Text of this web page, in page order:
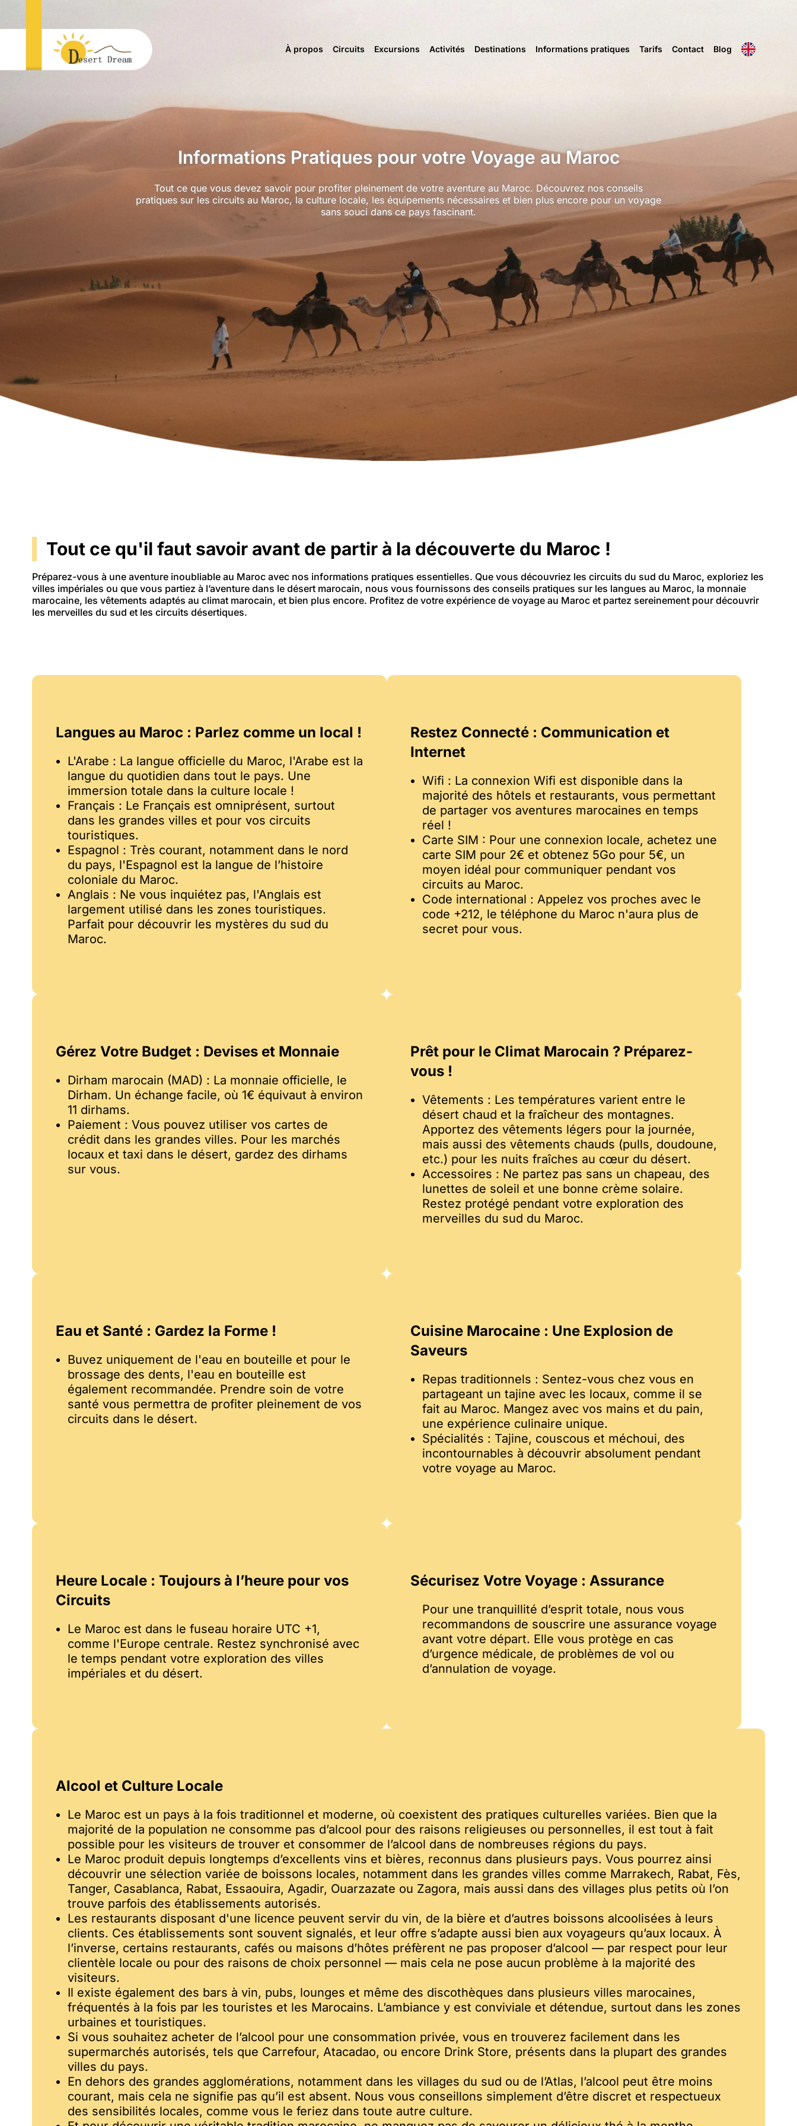
À propos Circuits Excursions Activités Destinations Informations pratiques Tarifs Contact Blog
Informations Pratiques pour votre Voyage au Maroc
Tout ce que vous devez savoir pour profiter pleinement de votre aventure au Maroc. Découvrez nos conseils
pratiques sur les circuits au Maroc, la culture locale, les équipements nécessaires et bien plus encore pour un voyage
sans souci dans ce pays fascinant.
Tout ce qu'il faut savoir avant de partir à la découverte du Maroc !
Préparez-vous à une aventure inoubliable au Maroc avec nos informations pratiques essentielles. Que vous découvriez les circuits du sud du Maroc, exploriez les
villes impériales ou que vous partiez à l’aventure dans le désert marocain, nous vous fournissons des conseils pratiques sur les langues au Maroc, la monnaie
marocaine, les vêtements adaptés au climat marocain, et bien plus encore. Profitez de votre expérience de voyage au Maroc et partez sereinement pour découvrir
les merveilles du sud et les circuits désertiques.
Langues au Maroc : Parlez comme un local !
L'Arabe : La langue officielle du Maroc, l'Arabe est la
langue du quotidien dans tout le pays. Une
immersion totale dans la culture locale !
Français : Le Français est omniprésent, surtout
dans les grandes villes et pour vos circuits
touristiques.
Espagnol : Très courant, notamment dans le nord
du pays, l'Espagnol est la langue de l’histoire
coloniale du Maroc.
Anglais : Ne vous inquiétez pas, l'Anglais est
largement utilisé dans les zones touristiques.
Parfait pour découvrir les mystères du sud du
Maroc.
Restez Connecté : Communication et
Internet
Wifi : La connexion Wifi est disponible dans la
majorité des hôtels et restaurants, vous permettant
de partager vos aventures marocaines en temps
réel !
Carte SIM : Pour une connexion locale, achetez une
carte SIM pour 2€ et obtenez 5Go pour 5€, un
moyen idéal pour communiquer pendant vos
circuits au Maroc.
Code international : Appelez vos proches avec le
code +212, le téléphone du Maroc n'aura plus de
secret pour vous.
Gérez Votre Budget : Devises et Monnaie
Dirham marocain (MAD) : La monnaie officielle, le
Dirham. Un échange facile, où 1€ équivaut à environ
11 dirhams.
Paiement : Vous pouvez utiliser vos cartes de
crédit dans les grandes villes. Pour les marchés
locaux et taxi dans le désert, gardez des dirhams
sur vous.
Prêt pour le Climat Marocain ? Préparez-
vous !
Vêtements : Les températures varient entre le
désert chaud et la fraîcheur des montagnes.
Apportez des vêtements légers pour la journée,
mais aussi des vêtements chauds (pulls, doudoune,
etc.) pour les nuits fraîches au cœur du désert.
Accessoires : Ne partez pas sans un chapeau, des
lunettes de soleil et une bonne crème solaire.
Restez protégé pendant votre exploration des
merveilles du sud du Maroc.
Eau et Santé : Gardez la Forme !
Buvez uniquement de l'eau en bouteille et pour le
brossage des dents, l'eau en bouteille est
également recommandée. Prendre soin de votre
santé vous permettra de profiter pleinement de vos
circuits dans le désert.
Cuisine Marocaine : Une Explosion de
Saveurs
Repas traditionnels : Sentez-vous chez vous en
partageant un tajine avec les locaux, comme il se
fait au Maroc. Mangez avec vos mains et du pain,
une expérience culinaire unique.
Spécialités : Tajine, couscous et méchoui, des
incontournables à découvrir absolument pendant
votre voyage au Maroc.
Heure Locale : Toujours à l’heure pour vos
Circuits
Le Maroc est dans le fuseau horaire UTC +1,
comme l'Europe centrale. Restez synchronisé avec
le temps pendant votre exploration des villes
impériales et du désert.
Sécurisez Votre Voyage : Assurance
Pour une tranquillité d’esprit totale, nous vous
recommandons de souscrire une assurance voyage
avant votre départ. Elle vous protège en cas
d’urgence médicale, de problèmes de vol ou
d’annulation de voyage.
Alcool et Culture Locale
Le Maroc est un pays à la fois traditionnel et moderne, où coexistent des pratiques culturelles variées. Bien que la
majorité de la population ne consomme pas d’alcool pour des raisons religieuses ou personnelles, il est tout à fait
possible pour les visiteurs de trouver et consommer de l’alcool dans de nombreuses régions du pays.
Le Maroc produit depuis longtemps d’excellents vins et bières, reconnus dans plusieurs pays. Vous pourrez ainsi
découvrir une sélection variée de boissons locales, notamment dans les grandes villes comme Marrakech, Rabat, Fès,
Tanger, Casablanca, Rabat, Essaouira, Agadir, Ouarzazate ou Zagora, mais aussi dans des villages plus petits où l’on
trouve parfois des établissements autorisés.
Les restaurants disposant d'une licence peuvent servir du vin, de la bière et d’autres boissons alcoolisées à leurs
clients. Ces établissements sont souvent signalés, et leur offre s’adapte aussi bien aux voyageurs qu’aux locaux. À
l’inverse, certains restaurants, cafés ou maisons d’hôtes préfèrent ne pas proposer d’alcool — par respect pour leur
clientèle locale ou pour des raisons de choix personnel — mais cela ne pose aucun problème à la majorité des
visiteurs.
Il existe également des bars à vin, pubs, lounges et même des discothèques dans plusieurs villes marocaines,
fréquentés à la fois par les touristes et les Marocains. L’ambiance y est conviviale et détendue, surtout dans les zones
urbaines et touristiques.
Si vous souhaitez acheter de l’alcool pour une consommation privée, vous en trouverez facilement dans les
supermarchés autorisés, tels que Carrefour, Atacadao, ou encore Drink Store, présents dans la plupart des grandes
villes du pays.
En dehors des grandes agglomérations, notamment dans les villages du sud ou de l’Atlas, l’alcool peut être moins
courant, mais cela ne signifie pas qu’il est absent. Nous vous conseillons simplement d’être discret et respectueux
des sensibilités locales, comme vous le feriez dans toute autre culture.